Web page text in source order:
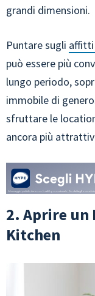
grandi dimensioni.
Puntare sugli affitti
può essere più
lungo periodo,
immobile di
sfruttare le
ancora più
2. Aprire un
Kitchen